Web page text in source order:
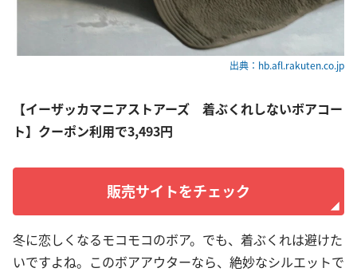
出典：hb.afl.rakuten.co.jp
【イーザッカマニアストアーズ 着ぶくれしないボアコー
ト】クーポン利用で3,493円
販売サイトをチェック
冬に恋しくなるモコモコのボア。でも、着ぶくれは避けた
いですよね。このボアアウターなら、絶妙なシルエットで